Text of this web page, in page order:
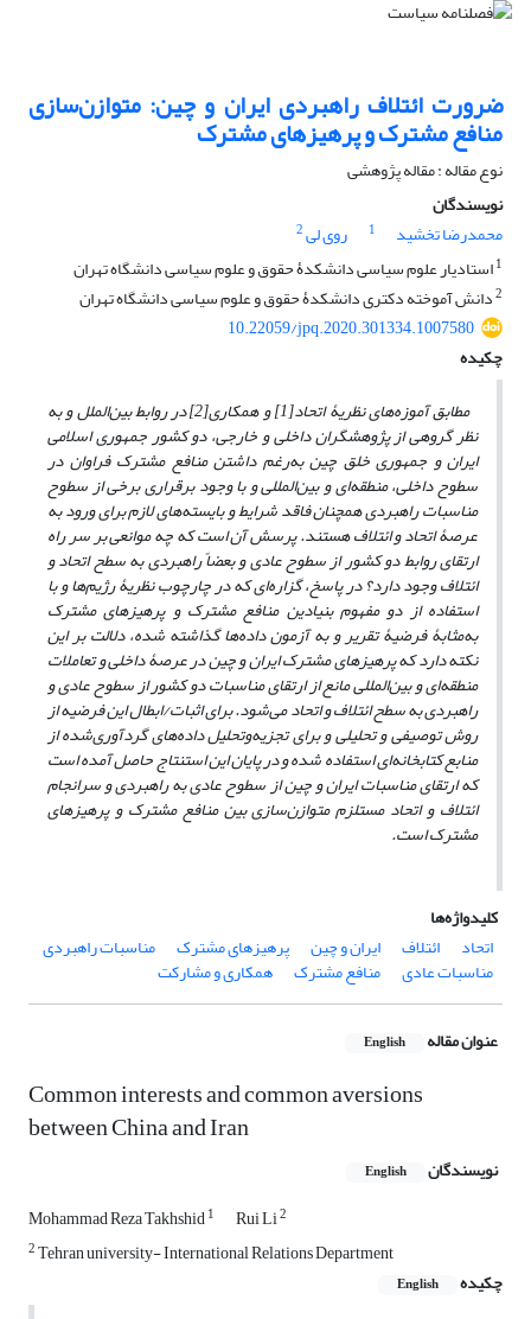
ضرورت ائتلاف راهبردی ایران و چین: متوازن‌سازی
منافع مشترک و پرهیزهای مشترک
نوع مقاله : مقاله پژوهشی
نویسندگان
محمدرضا تخشید
1 روی لی2
1استادیار علوم سیاسی دانشکدۀ حقوق و علوم سیاسی دانشگاه تهران
2دانش آموخته دکتری دانشکدۀ حقوق و علوم سیاسی دانشگاه تهران
10.22059/jpq.2020.301334.1007580
چکیده
مطابق آموزه‌های نظریۀ اتحاد[1] و همکاری[2] در روابط بین‌‌الملل و به
نظر گروهی از پژوهشگران داخلی و خارجی، دو کشور جمهوری اسلامی
ایران و جمهوری خلق چین به‌رغم داشتن منافع مشترک فراوان در
سطوح داخلی، منطقه‌ای و بین‌المللی و با وجود برقراری برخی از سطوح
مناسبات راهبردی همچنان فاقد شرایط و بایسته‌های لازم برای ورود به
عرصۀ اتحاد و ائتلاف هستند. پرسش آن است که چه موانعی بر سر راه
ارتقای روابط دو کشور از سطوح عادی و بعضاً راهبردی به سطح اتحاد و
ائتلاف وجود دارد؟در پاسخ، گزاره‌ای که در چارچوب نظریۀ رژیم‌ها و با
استفاده از دو مفهوم بنیادین منافع مشترک و پرهیزهای مشترک
به‌مثابۀ فرضیۀ تقریر و به آزمون داده‌ها گذاشته شده، دلالت بر این
نکته دارد که پرهیزهای مشترک ایران و چین در عرصۀ داخلی و تعاملات
منطقه‌ای و بین‌المللی مانع از ارتقای مناسبات دو کشور از سطوح عادی و
راهبردی به سطح ائتلاف و اتحاد می‌شود. برای اثبات/ابطال این فرضیه از
روشتوصیفی و تحلیلی و برای تجزیه‌وتحلیلداده‌های گردآوری‌شده از
منابع کتابخانه‌ای استفاده شده و در پایان این استنتاج حاصل آمده است
کهارتقای مناسبات ایران و چین از سطوح عادی به راهبردی و سرانجام
ائتلاف و اتحاد مستلزم متوازن‌سازی بین منافع مشترک و پرهیزهای
مشترک است.
کلیدواژه‌ها
اتحاد
ائتلاف ایران و چین پرهیزهای مشترک مناسبات راهبردی
مناسبات عادی منافع مشترک همکاری و مشارکت
عنوان مقاله English
Common interests and common aversions
between China and Iran
نویسندگان English
Mohammad Reza Takhshid1 Rui Li2
2Tehran university- International Relations Department
چکیده
English